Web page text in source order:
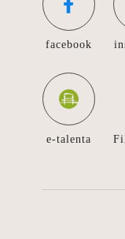
facebook
e-talenta